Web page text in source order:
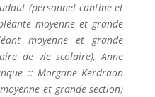
(personnel cantine et
moyenne et grande
moyenne et grande
de vie scolaire), Anne
:: Morgane Kerdraon
et grande section)